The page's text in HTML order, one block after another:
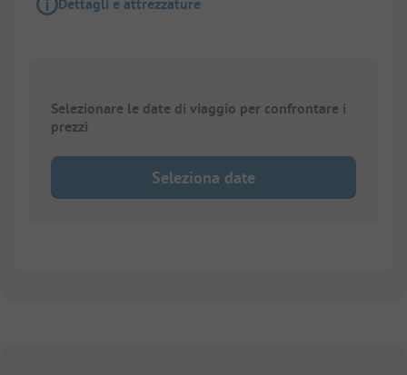
Dettagli e attrezzature
Selezionare le date di viaggio per confrontare i
prezzi
Seleziona date